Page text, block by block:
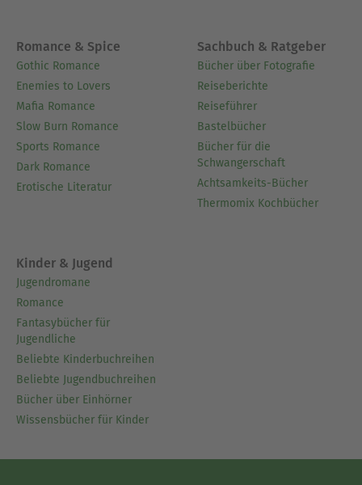
Romance & Spice
Gothic Romance
Enemies to Lovers
Mafia Romance
Slow Burn Romance
Sports Romance
Dark Romance
Erotische Literatur
Sachbuch & Ratgeber
Bücher über Fotografie
Reiseberichte
Reiseführer
Bastelbücher
Bücher für die
Schwangerschaft
Achtsamkeits-Bücher
Thermomix Kochbücher
Kinder & Jugend
Jugendromane
Romance
Fantasybücher für
Jugendliche
Beliebte Kinderbuchreihen
Beliebte Jugendbuchreihen
Bücher über Einhörner
Wissensbücher für Kinder